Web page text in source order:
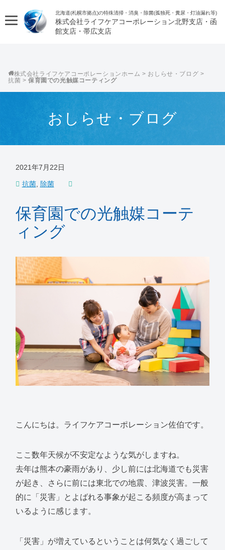
北海道(札幌市拠点)の特殊清掃・消臭・除菌(孤独死・糞尿・灯油漏れ等)
株式会社ライフケアコーポレーション
株式会社ライフケアコーポレーション > おしらせ・ブログ >
抗菌 >保育園での光触媒コーティング
おしらせ・ブログ
2021年7月22日
抗菌, 除菌
保育園での光触媒コーテ
ィング
こんにちは。ライフケアコーポレーション佐伯です。
ここ数年天候が不安定なような気がしますね。
去年は熊本の豪雨があり、少し前には北海道でも災害
が起き、さらに前には東北での地震、津波災害。一般
的に「災害」とよばれる事象が起こる頻度が高まって
いるように感じます。
「災害」が増えているということは何気なく過ごして